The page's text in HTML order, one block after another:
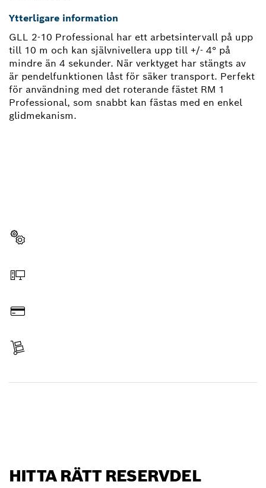
Ytterligare information
GLL 2-10 Professional har ett arbetsintervall på upp
till 10 m och kan självnivellera upp till +/- 4° på
mindre än 4 sekunder. När verktyget har stängts av
är pendelfunktionen låst för säker transport. Perfekt
för användning med det roterande fästet RM 1
Professional, som snabbt kan fästas med en enkel
glidmekanism.
HITTA RÄTT RESERVDEL